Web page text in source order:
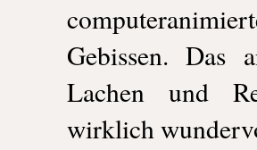
Gebissen. Das
Lachen und
wirklich